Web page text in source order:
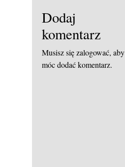
Dodaj
komentarz
Musisz sięzalogować, aby
móc dodać komentarz.